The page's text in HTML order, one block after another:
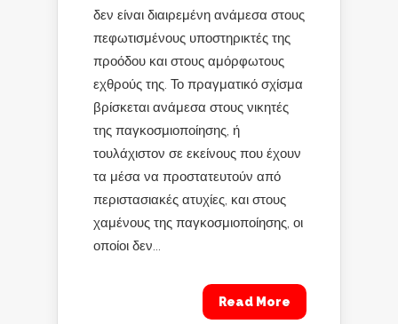
δεν είναι διαιρεμένη ανάμεσα στους
πεφωτισμένους υποστηρικτές της
προόδου και στους αμόρφωτους
εχθρούς της. Το πραγματικό σχίσμα
βρίσκεται ανάμεσα στους νικητές
της παγκοσμιοποίησης, ή
τουλάχιστον σε εκείνους που έχουν
τα μέσα να προστατευτούν από
περιστασιακές ατυχίες, και στους
χαμένους της παγκοσμιοποίησης, οι
οποίοι δεν...
Read More